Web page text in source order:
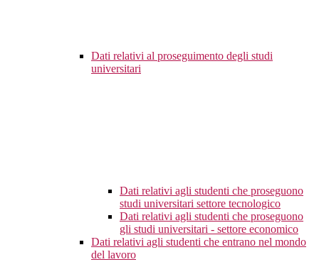
Dati relativi al proseguimento degli studi
universitari
Dati relativi agli studenti che proseguono
studi universitari settore tecnologico
Dati relativi agli studenti che proseguono
gli studi universitari - settore economico
Dati relativi agli studenti che entrano nel mondo
del lavoro